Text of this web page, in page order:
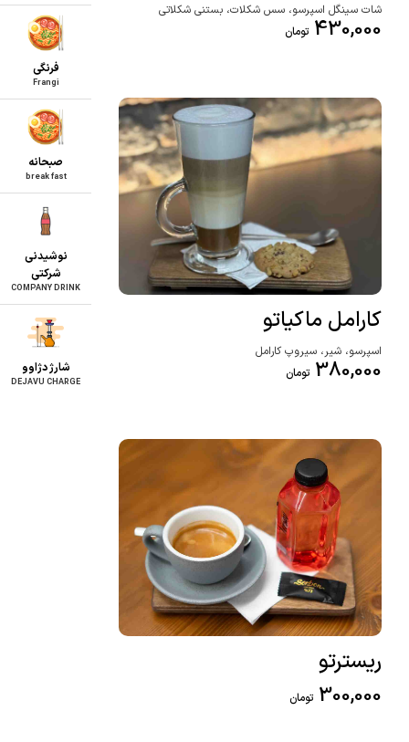
فرنگی
Frangi
صبحانه
break fast
نوشیدنی
شرکتی
COMPANY DRINK
شارژ دژاوو
DEJAVU CHARGE
شات سینگل اسپرسو، سس شکلات، بستنی شکلاتی
430,000 تومان
کارامل ماکیاتو
اسپرسو، شیر، سیروپ کارامل
380,000 تومان
ریسترتو
300,000 تومان